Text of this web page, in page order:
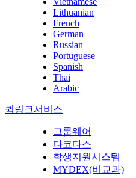
Lithuanian
French
German
Russian
Portuguese
Spanish
Thai
Arabic
퀵링크서비스
그룹웨어
다코다스
학생지원시스템
MYDEX(비교과)